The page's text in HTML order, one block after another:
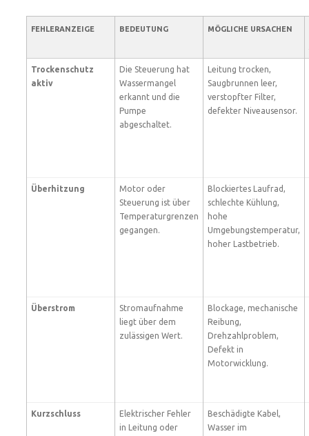
FEHLERANZEIGE BEDEUTUNG MÖGLICHE URSACHEN
Trockenschutz
aktiv
Die Steuerung hat
Wassermangel
erkannt und die
Pumpe
abgeschaltet.
Leitung trocken,
Saugbrunnen leer,
verstopfter Filter,
defekter Niveausensor.
Überhitzung
Motor oder
Steuerung ist über
Temperaturgrenzen
gegangen.
Blockiertes Laufrad,
schlechte Kühlung,
hohe
Umgebungstemperatur,
hoher Lastbetrieb.
Überstrom
Stromaufnahme
liegt über dem
zulässigen Wert.
Blockage, mechanische
Reibung,
Drehzahlproblem,
Defekt in
Motorwicklung.
Kurzschluss
Elektrischer Fehler
in Leitung oder
Beschädigte Kabel,
Wasser im